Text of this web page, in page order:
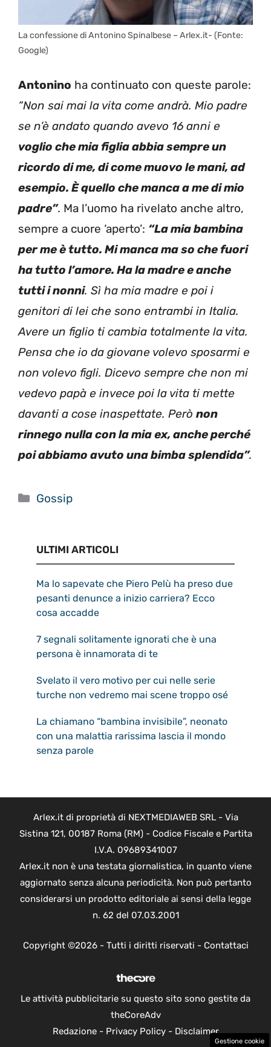
La confessione di Antonino Spinalbese – Arlex.it- (Fonte:
Google)
Antonino ha continuato con queste parole:
“Non sai mai la vita come andrà. Mio padre
se n’è andato quando avevo 16 anni e
voglio che mia figlia abbia sempre un
ricordo di me, di come muovo le mani, ad
esempio. È quello che manca a me di mio
padre”. Ma l’uomo ha rivelato anche altro,
sempre a cuore ‘aperto’: “La mia bambina
per me è tutto. Mi manca ma so che fuori
ha tutto l’amore. Ha la madre e anche
tutti i nonni. Sì ha mia madre e poi i
genitori di lei che sono entrambi in Italia.
Avere un figlio ti cambia totalmente la vita.
Pensa che io da giovane volevo sposarmi e
non volevo figli. Dicevo sempre che non mi
vedevo papà e invece poi la vita ti mette
davanti a cose inaspettate. Però non
rinnego nulla con la mia ex, anche perché
poi abbiamo avuto una bimba splendida”.
Categorie
Gossip
ULTIMI ARTICOLI
Ma lo sapevate che Piero Pelù ha preso due
pesanti denunce a inizio carriera? Ecco
cosa accadde
7 segnali solitamente ignorati che è una
persona è innamorata di te
Svelato il vero motivo per cui nelle serie
turche non vedremo mai scene troppo osé
La chiamano “bambina invisibile”, neonato
con una malattia rarissima lascia il mondo
senza parole
Arlex.it di proprietà di NEXTMEDIAWEB SRL - Via
Sistina 121, 00187 Roma (RM) - Codice Fiscale e Partita
I.V.A. 09689341007
Arlex.it non è una testata giornalistica, in quanto viene
aggiornato senza alcuna periodicità. Non può pertanto
considerarsi un prodotto editoriale ai sensi della legge
n. 62 del 07.03.2001
Copyright ©2026 - Tutti i diritti riservati - Contattaci
Le attività pubblicitarie su questo sito sono gestite da
theCoreAdv
Redazione- Privacy Policy- Disclaimer
Gestione cookie